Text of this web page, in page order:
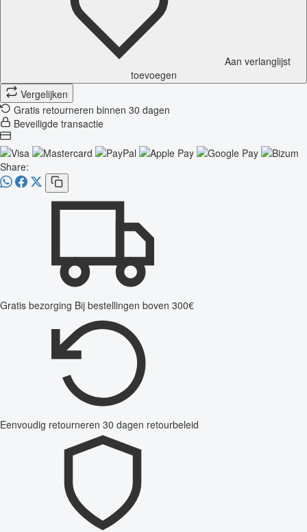
Aan verlanglijst
toevoegen
Vergelijken
Gratis retourneren binnen 30 dagen
Beveiligde transactie
Share:
Gratis bezorging Bij bestellingen boven 300€
Eenvoudig retourneren 30 dagen retourbeleid